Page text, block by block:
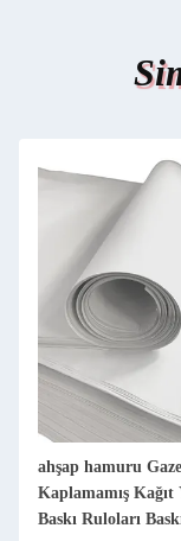
ahşap hamuru
Kaplamamış Kağıt
Baskı Ruloları